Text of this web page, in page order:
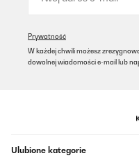
Prywatność
W każdej chwili możesz
dowolnej wiadomości e-mail lub
Ulubione kategorie